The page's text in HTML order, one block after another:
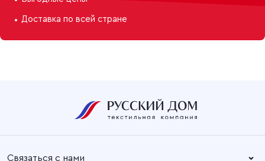
Доставка по всей стране
Связаться с нами